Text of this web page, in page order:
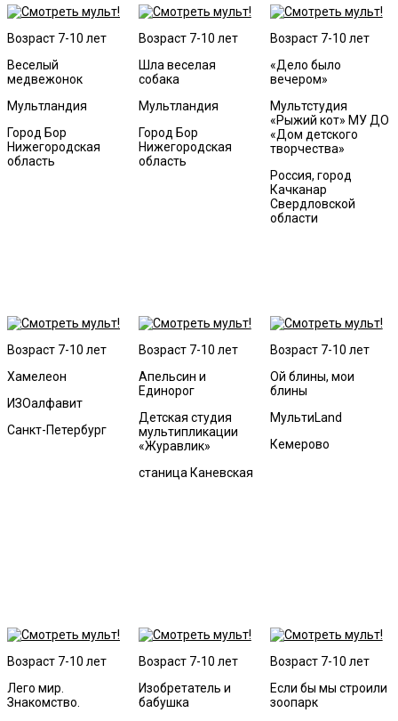
Возраст 7-10 лет
Веселый
медвежонок
Мультландия
Город Бор
Нижегородская
область
Возраст 7-10 лет
Шла веселая
собака
Мультландия
Город Бор
Нижегородская
область
Возраст 7-10 лет
«Дело было
вечером»
Мультстудия
«Рыжий кот» МУ ДО
«Дом детского
творчества»
Россия, город
Качканар
Свердловской
области
Возраст 7-10 лет
Хамелеон
ИЗОалфавит
Санкт-Петербург
Возраст 7-10 лет
Апельсин и
Единорог
Детская студия
мультипликации
«Журавлик»
станица Каневская
Возраст 7-10 лет
Ой блины, мои
блины
МультиLand
Кемерово
Возраст 7-10 лет
Лего мир.
Знакомство.
Возраст 7-10 лет
Изобретатель и
бабушка
Возраст 7-10 лет
Если бы мы строили
зоопарк